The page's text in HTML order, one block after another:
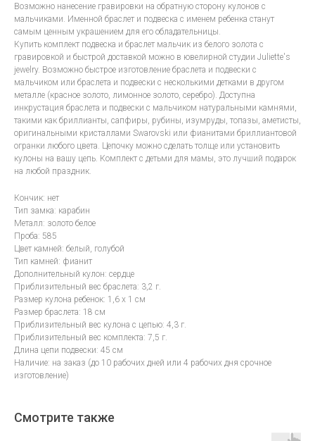
Возможно нанесение гравировки на обратную сторону кулонов с
мальчиками. Именной браслет и подвеска с именем ребенка станут
самым ценным украшением для его обладательницы.
Купить комплект подвеска и браслет мальчик из белого золота с
гравировкой и быстрой доставкой можно в ювелирной студии Juliette's
jewelry. Возможно быстрое изготовление браслета и подвески с
мальчиком или браслета и подвески с несколькими детками в другом
металле (красное золото, лимонное золото, серебро). Доступна
инкрустация браслета и подвески с мальчиком натуральными камнями,
такими как бриллианты, сапфиры, рубины, изумруды, топазы, аметисты,
оригинальными кристаллами Swarovski или фианитами бриллиантовой
огранки любого цвета. Цепочку можно сделать толще или установить
кулоны на вашу цепь. Комплект с детьми для мамы, это лучший подарок
на любой праздник.
Кончик: нет
Тип замка: карабин
Металл: золото белое
Проба: 585
Цвет камней: белый, голубой
Тип камней: фианит
Дополнительный кулон: сердце
Приблизительный вес браслета: 3,2 г.
Размер кулона ребенок: 1,6 х 1 см
Размер браслета: 18 см
Приблизительный вес кулона с цепью: 4,3 г.
Приблизительный вес комплекта: 7,5 г.
Длина цепи подвески: 45 см
Наличие: на заказ (до 10 рабочих дней или 4 рабочих дня срочное
изготовление)
Смотрите также